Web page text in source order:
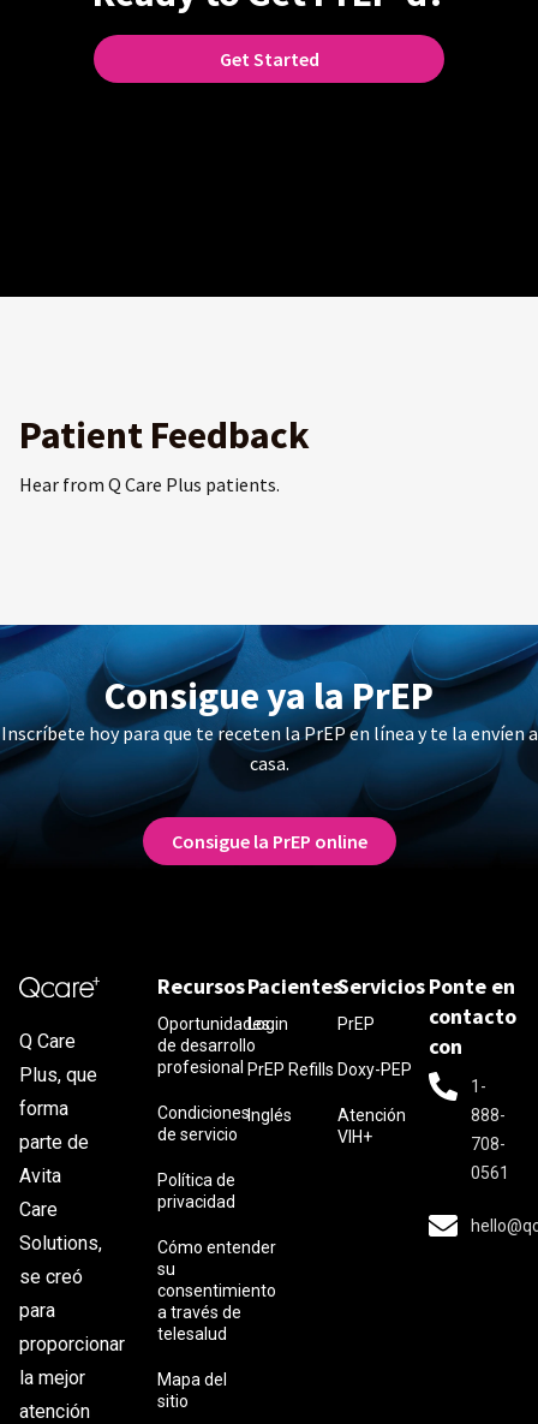
Get Started
Patient Feedback
Hear from Q Care Plus patients.
Consigue ya la PrEP
Inscríbete hoy para que te receten la PrEP en línea y te la envíen a
casa.
Consigue la PrEP online
Q Care
Plus, que
forma
parte de
Avita
Care
Solutions,
se creó
para
proporcionar
la mejor
atención
Recursos
Oportunidades
de desarrollo
profesional
Condiciones
de servicio
Política de
privacidad
Cómo entender
su
consentimiento
a través de
telesalud
Mapa del
sitio
Pacientes
Login
PrEP Refills
Inglés
Servicios
PrEP
Doxy-PEP
Atención
VIH+
Ponte en
contacto
con
1-
888-
708-
0561